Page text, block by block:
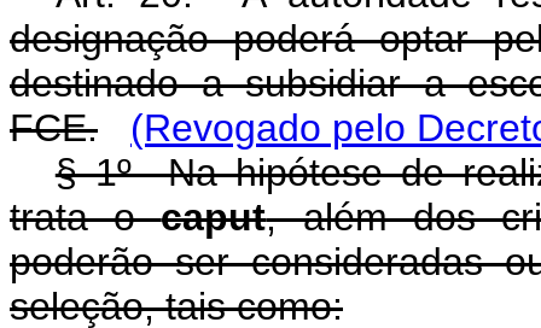
designação poderá optar
destinado a subsidiar a
FCE.
(Revogado pelo
§ 1º Na hipótese de
trata ocaput, além dos
poderão ser consideradas
seleção, tais como: